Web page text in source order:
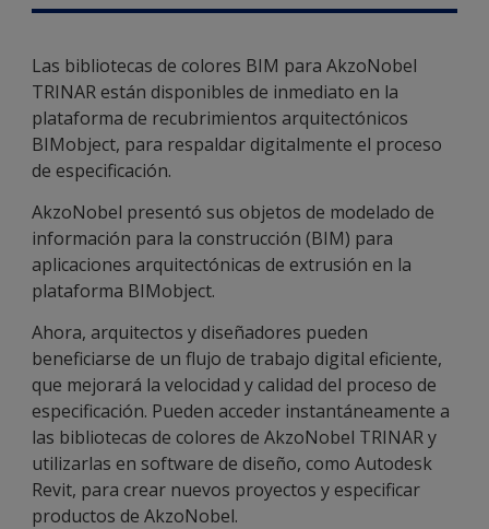
Las bibliotecas de colores BIM para AkzoNobel
TRINAR están disponibles de inmediato en la
plataforma de recubrimientos arquitectónicos
BIMobject, para respaldar digitalmente el proceso
de especificación.
AkzoNobel presentó sus objetos de modelado de
información para la construcción (BIM) para
aplicaciones arquitectónicas de extrusión en la
plataforma BIMobject.
Ahora, arquitectos y diseñadores pueden
beneficiarse de un flujo de trabajo digital eficiente,
que mejorará la velocidad y calidad del proceso de
especificación. Pueden acceder instantáneamente a
las bibliotecas de colores de AkzoNobel TRINAR y
utilizarlas en software de diseño, como Autodesk
Revit, para crear nuevos proyectos y especificar
productos de AkzoNobel.